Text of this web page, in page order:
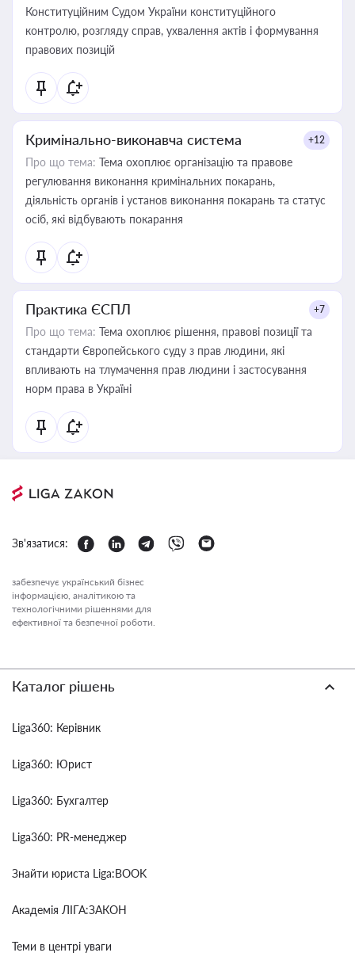
Конституційним Судом України конституційного
контролю, розгляду справ, ухвалення актів і формування
правових позицій
Кримінально-виконавча система +12
Про що тема: Тема охоплює організацію та правове
регулювання виконання кримінальних покарань,
діяльність органів і установ виконання покарань та статус
осіб, які відбувають покарання
Практика ЄСПЛ +7
Про що тема: Тема охоплює рішення, правові позиції та
стандарти Європейського суду з прав людини, які
впливають на тлумачення прав людини і застосування
норм права в Україні
Зв'язатися:
забезпечує український бізнес
інформацією, аналітикою та
технологічними рішеннями для
ефективної та безпечної роботи.
Каталог рішень
Liga360: Керівник
Liga360: Юрист
Liga360: Бухгалтер
Liga360: PR-менеджер
Знайти юриста Liga:BOOK
Академія ЛІГА:ЗАКОН
Теми в центрі уваги